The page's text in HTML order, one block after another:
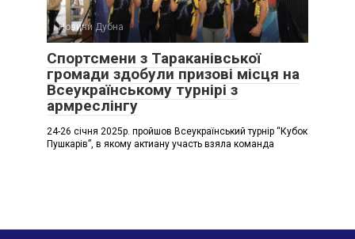
Новини Дубна
Спортсмени з Тараканівської
громади здобули призові місця на
Всеукраїнському турнірі з
армреслінгу
24-26 січня 2025р. пройшов Всеукраїнський турнір “Кубок
Пушкарів”, в якому актиану участь взяла команда